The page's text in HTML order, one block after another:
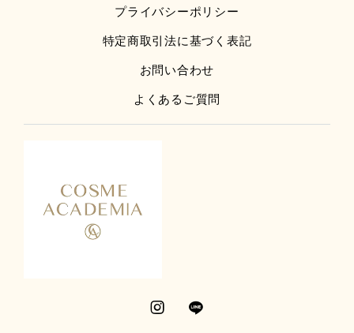
プライバシーポリシー
特定商取引法に基づく表記
お問い合わせ
よくあるご質問